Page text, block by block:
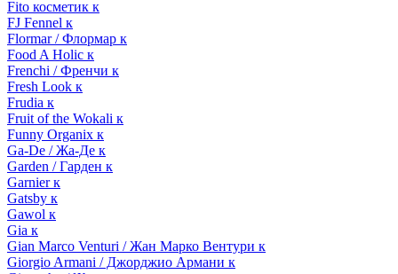
Fito косметик к
FJ Fennel к
Flormar / Флормар к
Food A Holic к
Frenchi / Френчи к
Fresh Look к
Frudia к
Fruit of the Wokali к
Funny Organix к
Ga-De / Жа-Де к
Garden / Гарден к
Garnier к
Gatsby к
Gawol к
Gia к
Gian Marco Venturi / Жан Марко Вентури к
Giorgio Armani / Джорджио Армани к